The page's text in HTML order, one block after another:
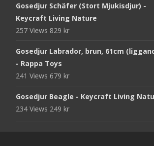
Gosedjur Schäfer (Stort Mjukisdjur) -
Keycraft Living Nature
257 Views 829 kr
Gosedjur Labrador, brun, 61cm
- Rappa Toys
241 Views 679 kr
Gosedjur Beagle - Keycraft Living
234 Views 249 kr